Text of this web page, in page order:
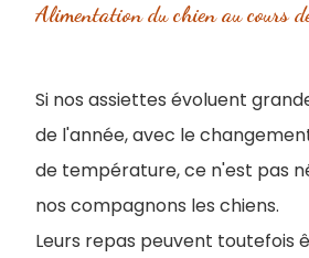
Alimentation du chien au cours
Si nos assiettes évoluent
de l'année, avec le
de température, ce n'est pas
nos compagnons les chiens.
Leurs repas peuvent toutefois